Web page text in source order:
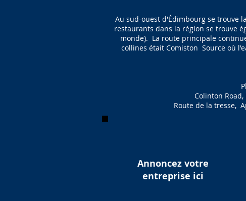
Au sud-ouest d'Édimbourg se trouve
restaurants dans la région se trouve
monde). La route principale
collines était Comiston Source où
Colinton
Route de la tresse,
Annoncez votre
entreprise ici